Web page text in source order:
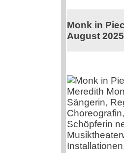
Monk in
August 2025
Meredith
Sängerin,
Schöpferin